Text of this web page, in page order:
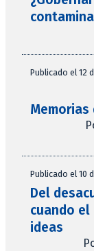
Publicado el 12
Memorias
Publicado el 10
Del
cuando
ideas